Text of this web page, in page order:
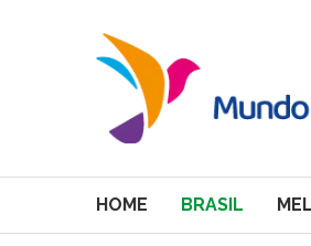
HOME BRASIL